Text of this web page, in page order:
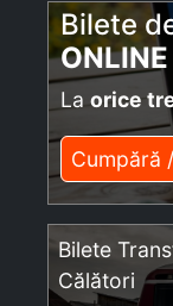
Bilete
ONLINE
La orice
Cumpără
Bilete
Călători